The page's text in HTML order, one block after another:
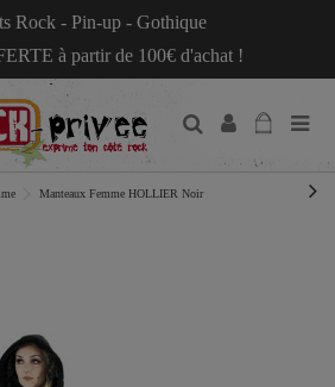
Rock - Pin-up - Gothique
à partir de 100€ d'achat !
Manteaux Femme HOLLIER Noir